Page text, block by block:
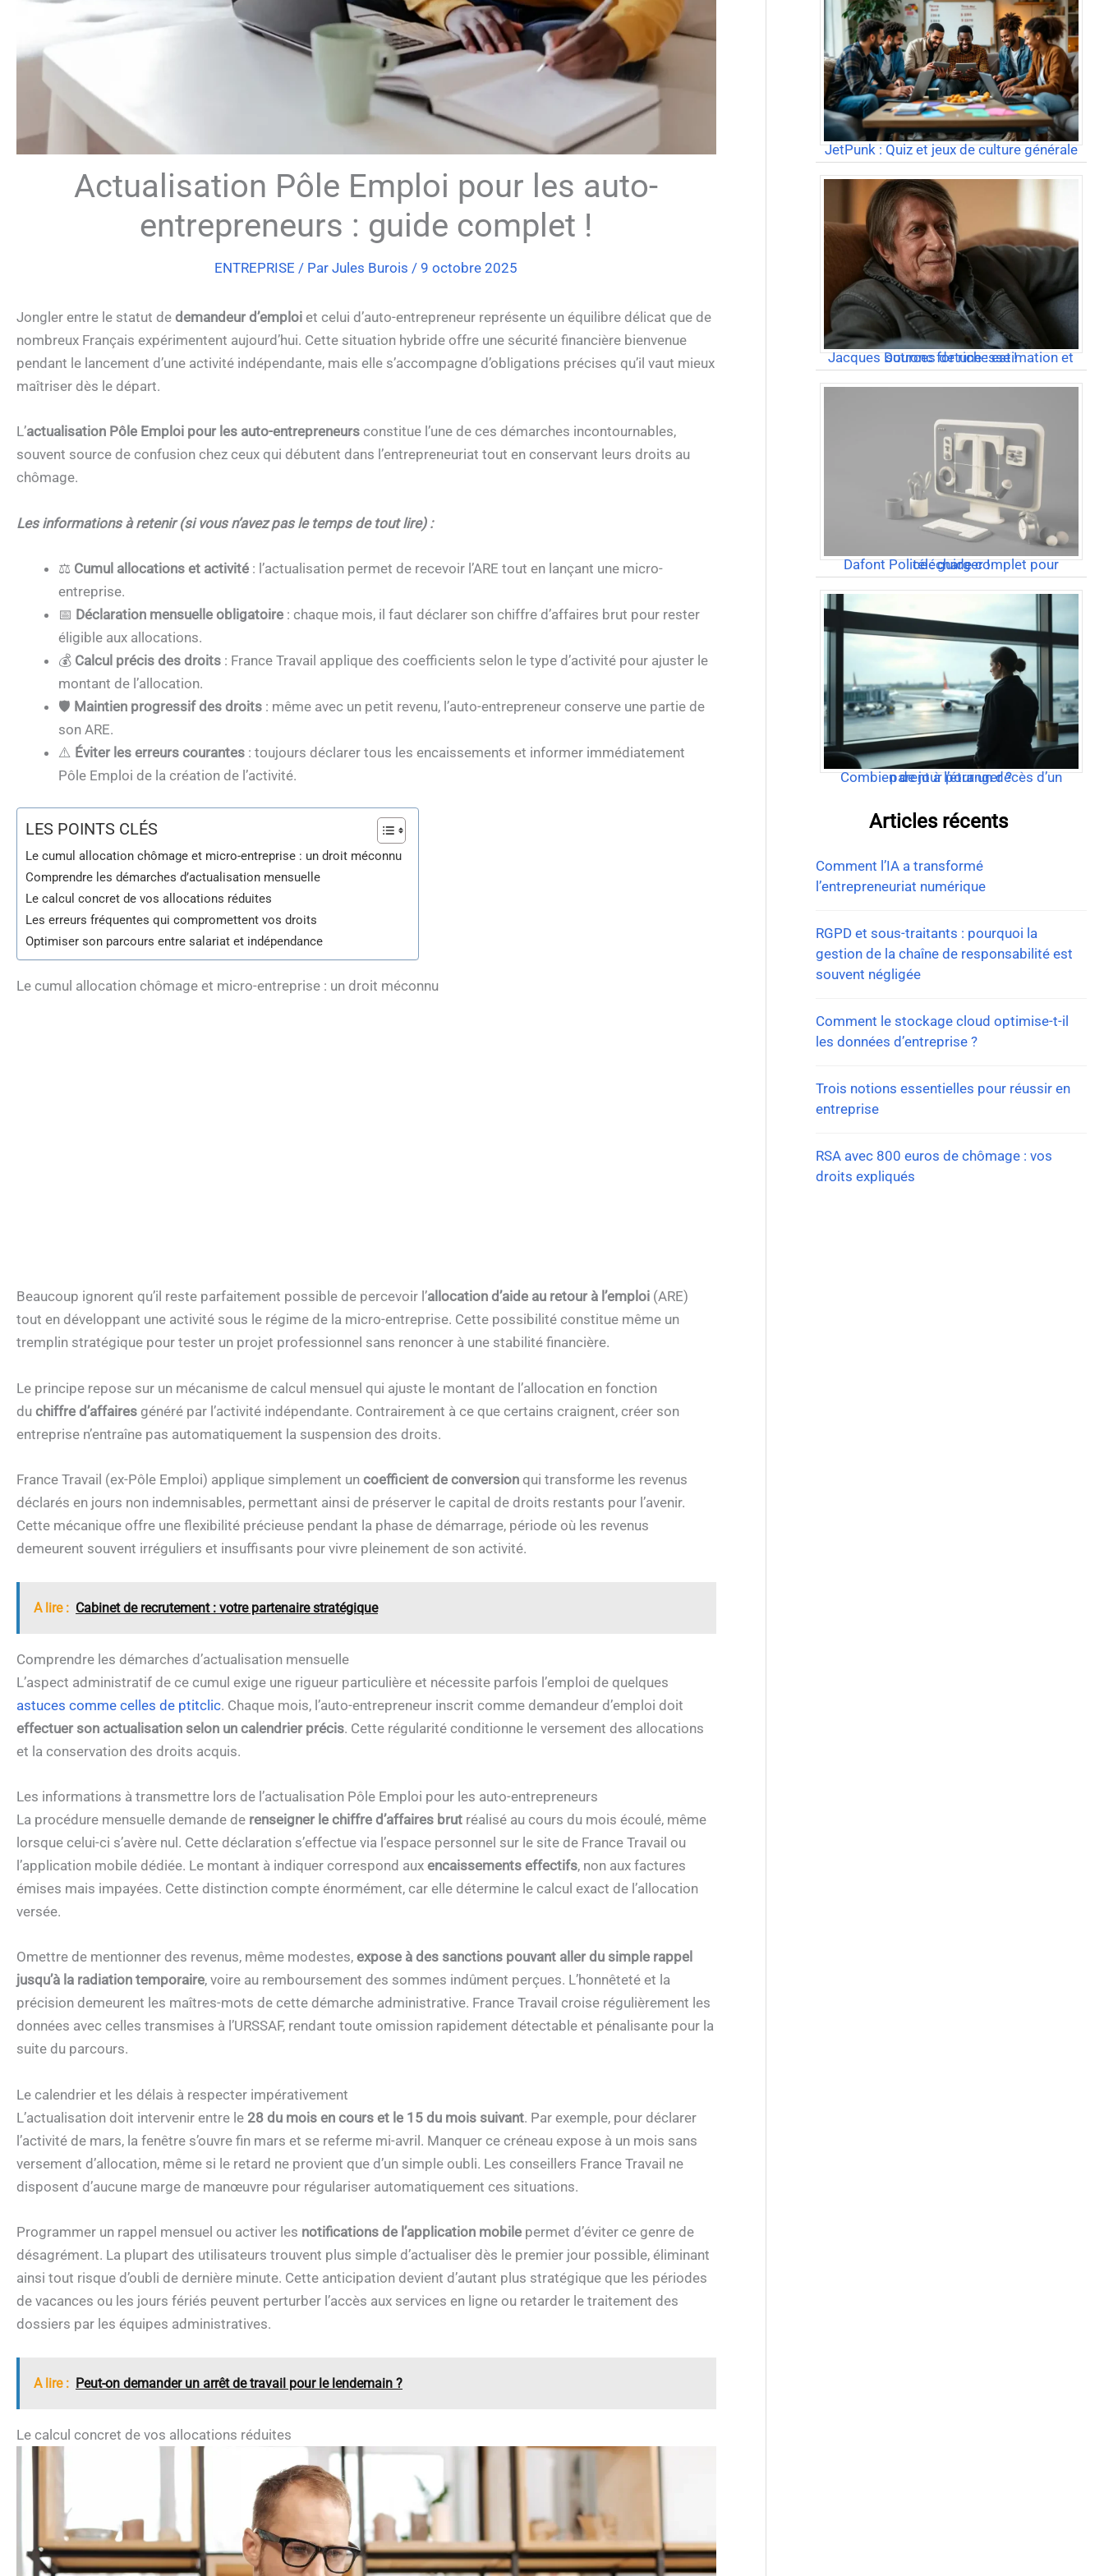
Actualisation Pôle Emploi pour les auto-
entrepreneurs : guide complet !
ENTREPRISE / ParJules Burois/ 9 octobre 2025
Jongler entre le statut de demandeur d’emploi et celui d’auto-entrepreneur représente un équilibre délicat que de
nombreux Français expérimentent aujourd’hui. Cette situation hybride offre une sécurité financière bienvenue
pendant le lancement d’une activité indépendante, mais elle s’accompagne d’obligations précises qu’il vaut mieux
maîtriser dès le départ.
L’actualisation Pôle Emploi pour les auto-entrepreneurs constitue l’une de ces démarches incontournables,
souvent source de confusion chez ceux qui débutent dans l’entrepreneuriat tout en conservant leurs droits au
chômage.
Les informations à retenir (si vous n’avez pas le temps de tout lire) :
⚖️ Cumul allocations et activité : l’actualisation permet de recevoir l’ARE tout en lançant une micro-
entreprise.
📅 Déclaration mensuelle obligatoire : chaque mois, il faut déclarer son chiffre d’affaires brut pour rester
éligible aux allocations.
💰 Calcul précis des droits : France Travail applique des coefficients selon le type d’activité pour ajuster le
montant de l’allocation.
🛡️ Maintien progressif des droits : même avec un petit revenu, l’auto-entrepreneur conserve une partie de
son ARE.
⚠️ Éviter les erreurs courantes : toujours déclarer tous les encaissements et informer immédiatement
Pôle Emploi de la création de l’activité.
LES POINTS CLÉS
Le cumul allocation chômage et micro-entreprise : un droit méconnu
Comprendre les démarches d’actualisation mensuelle
Le calcul concret de vos allocations réduites
Les erreurs fréquentes qui compromettent vos droits
Optimiser son parcours entre salariat et indépendance
Le cumul allocation chômage et micro-entreprise : un droit méconnu
Beaucoup ignorent qu’il reste parfaitement possible de percevoir l’allocation d’aide au retour à l’emploi (ARE)
tout en développant une activité sous le régime de la micro-entreprise. Cette possibilité constitue même un
tremplin stratégique pour tester un projet professionnel sans renoncer à une stabilité financière.
Le principe repose sur un mécanisme de calcul mensuel qui ajuste le montant de l’allocation en fonction
du chiffre d’affaires généré par l’activité indépendante. Contrairement à ce que certains craignent, créer son
entreprise n’entraîne pas automatiquement la suspension des droits.
France Travail (ex-Pôle Emploi) applique simplement un coefficient de conversion qui transforme les revenus
déclarés en jours non indemnisables, permettant ainsi de préserver le capital de droits restants pour l’avenir.
Cette mécanique offre une flexibilité précieuse pendant la phase de démarrage, période où les revenus
demeurent souvent irréguliers et insuffisants pour vivre pleinement de son activité.
A lire : Cabinet de recrutement : votre partenaire stratégique
Comprendre les démarches d’actualisation mensuelle
L’aspect administratif de ce cumul exige une rigueur particulière et nécessite parfois l’emploi de quelques
astuces comme celles de ptitclic. Chaque mois, l’auto-entrepreneur inscrit comme demandeur d’emploi doit
effectuer son actualisation selon un calendrier précis. Cette régularité conditionne le versement des allocations
et la conservation des droits acquis.
Les informations à transmettre lors de l’actualisation Pôle Emploi pour les auto-entrepreneurs
La procédure mensuelle demande de renseigner le chiffre d’affaires brut réalisé au cours du mois écoulé, même
lorsque celui-ci s’avère nul. Cette déclaration s’effectue via l’espace personnel sur le site de France Travail ou
l’application mobile dédiée. Le montant à indiquer correspond aux encaissements effectifs, non aux factures
émises mais impayées. Cette distinction compte énormément, car elle détermine le calcul exact de l’allocation
versée.
Omettre de mentionner des revenus, même modestes, expose à des sanctions pouvant aller du simple rappel
jusqu’à la radiation temporaire, voire au remboursement des sommes indûment perçues. L’honnêteté et la
précision demeurent les maîtres-mots de cette démarche administrative. France Travail croise régulièrement les
données avec celles transmises à l’URSSAF, rendant toute omission rapidement détectable et pénalisante pour la
suite du parcours.
Le calendrier et les délais à respecter impérativement
L’actualisation doit intervenir entre le 28 du mois en cours et le 15 du mois suivant. Par exemple, pour déclarer
l’activité de mars, la fenêtre s’ouvre fin mars et se referme mi-avril. Manquer ce créneau expose à un mois sans
versement d’allocation, même si le retard ne provient que d’un simple oubli. Les conseillers France Travail ne
disposent d’aucune marge de manœuvre pour régulariser automatiquement ces situations.
Programmer un rappel mensuel ou activer les notifications de l’application mobile permet d’éviter ce genre de
désagrément. La plupart des utilisateurs trouvent plus simple d’actualiser dès le premier jour possible, éliminant
ainsi tout risque d’oubli de dernière minute. Cette anticipation devient d’autant plus stratégique que les périodes
de vacances ou les jours fériés peuvent perturber l’accès aux services en ligne ou retarder le traitement des
dossiers par les équipes administratives.
A lire : Peut-on demander un arrêt de travail pour le lendemain ?
Le calcul concret de vos allocations réduites
JetPunk : Quiz et jeux de culture générale
Jacques Dutronc fortune : estimation et sources de richesse !
Dafont Police : guide complet pour télécharger !
Combien de jour pour un décès d’un parent à l’étranger ?
Articles récents
Comment l’IA a transformé
l’entrepreneuriat numérique
RGPD et sous-traitants : pourquoi la
gestion de la chaîne de responsabilité est
souvent négligée
Comment le stockage cloud optimise-t-il
les données d’entreprise ?
Trois notions essentielles pour réussir en
entreprise
RSA avec 800 euros de chômage : vos
droits expliqués